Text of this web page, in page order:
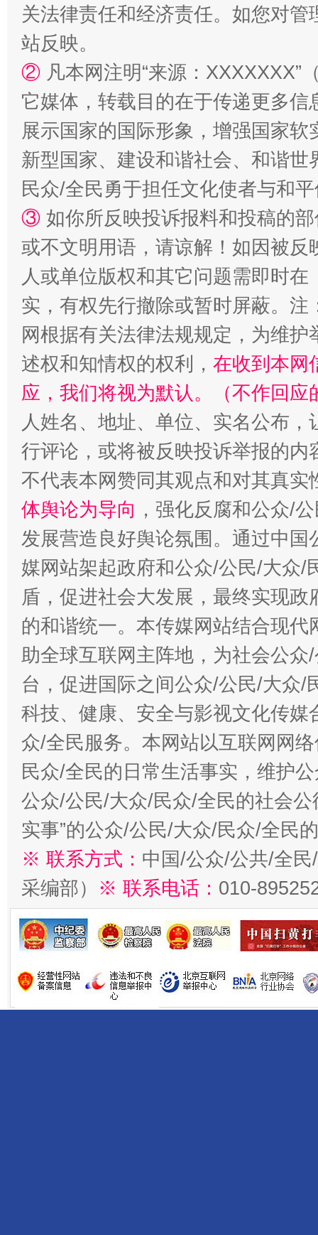
国家大学科技园优化重塑工作
扯下公款旅游的“隐身衣” 如何以
“蜀中异人”王建安的艺术幻境
关法律责任和经济责任。如您对
站反映。
② 凡本网注明“来源：
它媒体，转载目的在于传递更多
展示国家的国际形象，增强国家
新型国家、建设和谐社会、和谐
民众/全民勇于担任文化使者与和
③ 如你所反映投诉报料和投稿的
或不文明用语，请谅解！如因被
人或单位版权和其它问题需即时在
实，有权先行撤除或暂时屏蔽。
网根据有关法律法规规定，为维
述权和知情权的权利， 在收到本网
应，我们将视为默认。（不作回应
人姓名、地址、单位、实名公布
行评论，或将被反映投诉举报的
不代表本网赞同其观点和对其真实
体舆论为导向 ，强化反腐和公众/
发展营造良好舆论氛围。通过中
媒网站架起政府和公众/公民/大众/
盾，促进社会大发展，最终实现
的和谐统一。本传媒网站结合现
助全球互联网主阵地，为社会公
台，促进国际之间公众/公民/大众/
科技、健康、安全与影视文化传
众/全民服务。本网站以互联网网
民众/全民的日常生活事实，维护
公众/公民/大众/民众/全民的社会公
实事”的公众/公民/大众/民众/全民
※ 联系方式： 中国/公众/公共/全
采编部） ※ 联系电话： 010-